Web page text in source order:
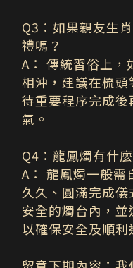
Q3 ：如果親友生
禮嗎？
A ：傳統習俗上，
相沖，建議在梳頭
待重要程序完成
氣。
Q4 ：龍鳳燭有什
A ： 龍鳳燭一般需
久久、圓滿完成
安全的燭台內，並
以確保安全及順利